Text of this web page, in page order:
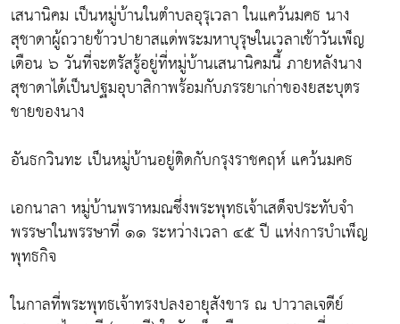
เสนานิคม เป็นหมู่บ้านในตำบลอุรุเวลา ในแคว้นมคธ นาง
สุชาดาผู้ถวายข้าวปายาสแด่พระมหาบุรุษในเวลาเช้าวันเพ็ญ
เดือน ๖ วันที่จะตรัสรู้อยู่ที่หมู่บ้านเสนานิคมนี้ ภายหลังนาง
สุชาดาได้เป็นปฐมอุบาสิกาพร้อมกับภรรยาเก่าของยสะบุตร
ชายของนาง
อันธกวินทะ เป็นหมู่บ้านอยู่ติดกับกรุงราชคฤห์ แคว้นมคธ
เอกนาลา หมู่บ้านพราหมณซึ่งพระพุทธเจ้าเสด็จประทับจำ
พรรษาในพรรษาที่ ๑๑ ระหว่างเวลา ๔๕ ปี แห่งการบำเพ็ญ
พุทธกิจ
ในกาลที่พระพุทธเจ้าทรงปลงอายุสังขาร ณ ปาวาลเจดีย์